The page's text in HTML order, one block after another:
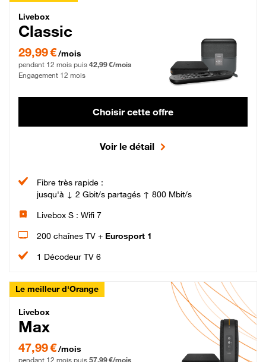
Livebox Classic Fibre
Livebox
Classic
29,99 € par mois pendant 12 mois puis 42,99 € par mois, Engagement 12 mois
29,99 €/mois
pendant 12 mois puis 42,99 €/mois
Engagement 12 mois
Choisir cette offre
Voir le détail
Fibre très rapide :
jusqu'à ↓ 2 Gbit/s partagés ↑ 800 Mbit/s
Livebox S : Wifi 7
200 chaînes TV + Eurosport 1
1 Décodeur TV 6
Le meilleur d'Orange
Livebox Max Fibre
Livebox
Max
47,99 € par mois pendant 12 mois puis 57,99 € par mois, Engagement 12 mois
47,99 €/mois
pendant 12 mois puis 57,99 €/mois